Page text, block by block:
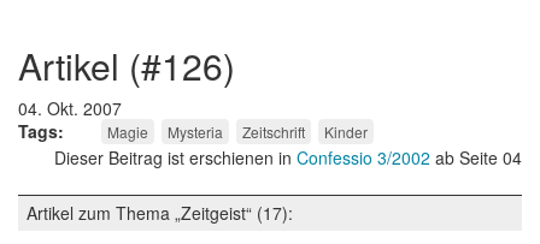
artikel (#126)
04. Okt. 2007
Tags
Magie Mysteria Zeitschrift Kinder
Dieser Beitrag ist erschienen in Confessio 3/2002 ab Seite 04
Artikel zum Thema „Zeitgeist“ (17):